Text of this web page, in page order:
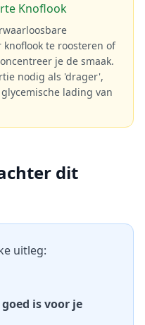
Knoflook
te roosteren of
je de smaak.
nodig als 'drager',
lading van
dit
uitleg:
is voor je